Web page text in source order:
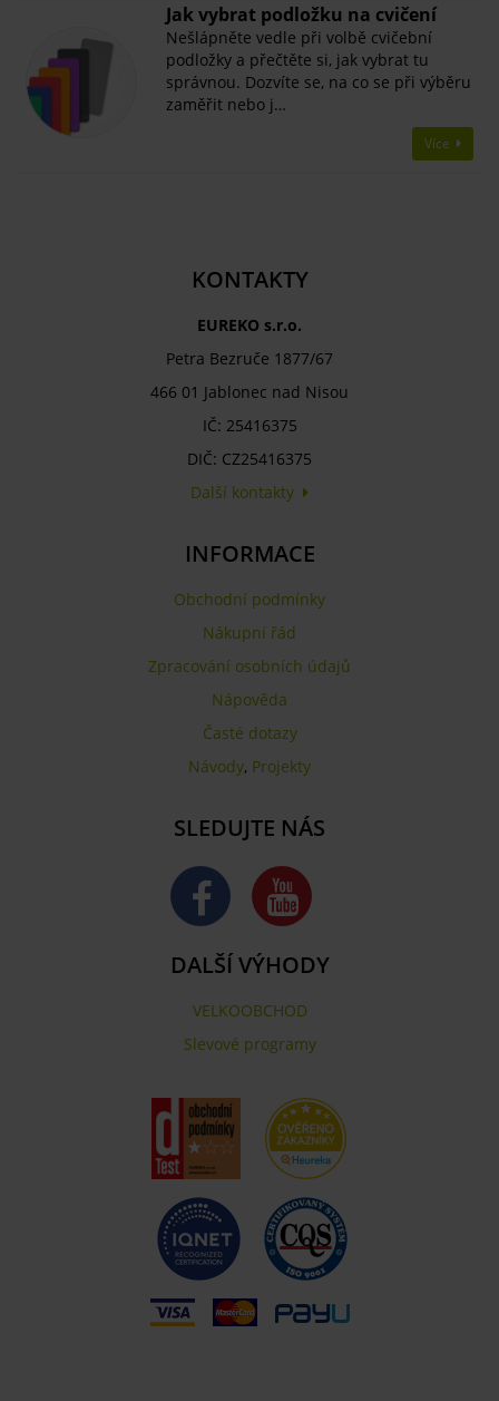
Jak vybrat podložku na cvičení
Nešlápněte vedle při volbě cvičební
podložky a přečtěte si, jak vybrat tu
správnou. Dozvíte se, na co se při výběru
zaměřit nebo j…
Více
KONTAKTY
EUREKO s.r.o.
Petra Bezruče 1877/67
466 01 Jablonec nad Nisou
IČ: 25416375
DIČ: CZ25416375
Další kontakty
INFORMACE
Obchodní podmínky
Nákupní řád
Zpracování osobních údajů
Nápověda
Časté dotazy
Návody, Projekty
SLEDUJTE NÁS
DALŠÍ VÝHODY
VELKOOBCHOD
Slevové programy